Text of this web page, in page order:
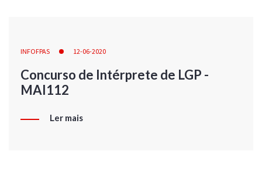
INFOFPAS 12-06-2020
Concurso de Intérprete de LGP -
MAI112
Ler mais